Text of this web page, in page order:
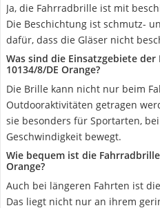
Ja, die Fahrradbrille ist mit
Die Beschichtung ist schmutz-
dafür, dass die Gläser nicht
Was sind die Einsatzgebiete
10134/8/DE Orange?
Die Brille kann nicht nur beim
Outdooraktivitäten getragen
sie besonders für Sportarten,
Geschwindigkeit bewegt.
Wie bequem ist die
Orange?
Auch bei längeren Fahrten ist
Das liegt nicht nur an ihrem